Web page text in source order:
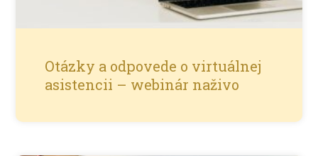
Otázky a odpovede o virtuálnej
asistencii – webinár naživo